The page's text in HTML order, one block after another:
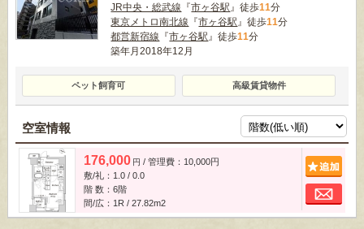
JR中央・総武線 『市ヶ谷駅』徒歩11分
東京メトロ南北線 『市ヶ谷駅』徒歩11分
都営新宿線 『市ヶ谷駅』徒歩11分
築年月2018年12月
ペット飼育可 高級賃貸物件
空室情報
176,000 円 / 管理費：10,000円
敷/礼：1.0 / 0.0
階 数：6階
間/広：1R / 27.82m2